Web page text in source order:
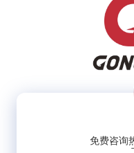
免费咨询